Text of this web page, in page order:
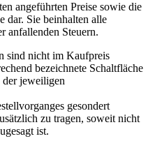
angeführten Preise sowie die
dar. Sie beinhalten alle
anfallenden Steuern.
sind nicht im Kaufpreis
bezeichnete Schaltfläche
der jeweiligen
gesondert
zu tragen, soweit nicht
ist.